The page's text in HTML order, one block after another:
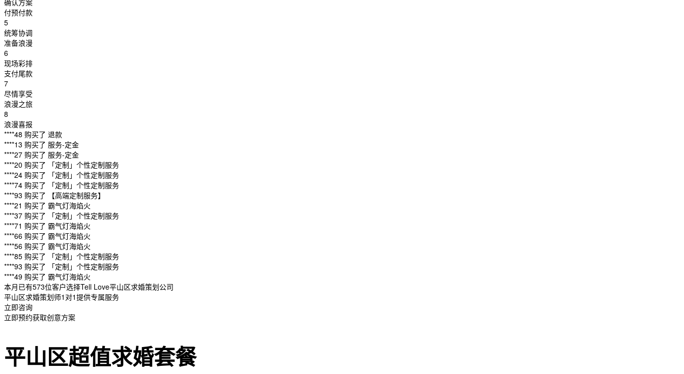
确认方案
付预付款
5
统筹协调
准备浪漫
6
现场彩排
支付尾款
7
尽情享受
浪漫之旅
8
浪漫喜报
****48 购买了 退款
****13 购买了 服务-定金
****27 购买了 服务-定金
****20 购买了 「定制」个性定制服务
****24 购买了 「定制」个性定制服务
****74 购买了 「定制」个性定制服务
****93 购买了 【高端定制服务】
****21 购买了 霸气灯海焰火
****37 购买了 「定制」个性定制服务
****71 购买了 霸气灯海焰火
****66 购买了 霸气灯海焰火
****56 购买了 霸气灯海焰火
****85 购买了 「定制」个性定制服务
****93 购买了 「定制」个性定制服务
****49 购买了 霸气灯海焰火
本月已有573位客户选择Tell Love平山区求婚策划公司
平山区求婚策划师1对1提供专属服务
立即咨询
立即预约获取创意方案
平山区超值求婚套餐